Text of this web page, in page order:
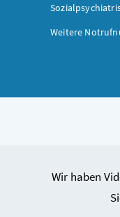
Wir haben
Weitere